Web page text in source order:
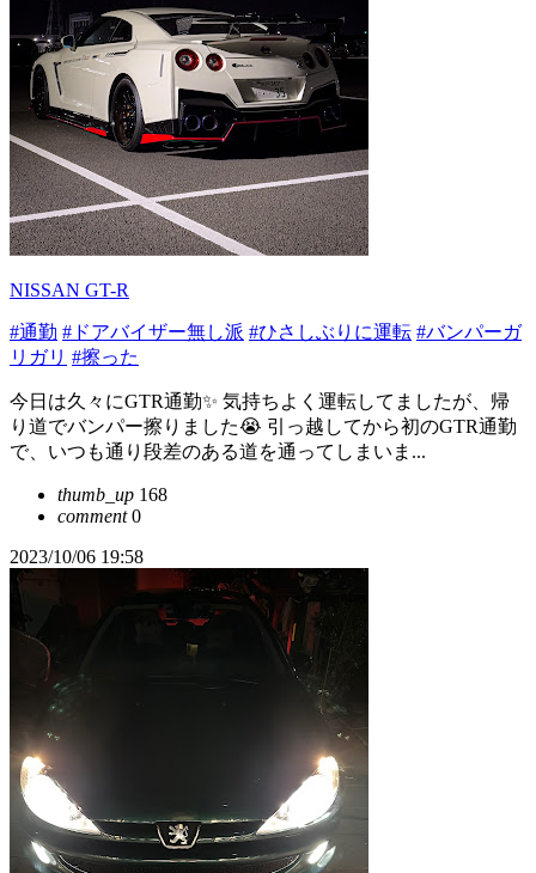
NISSAN GT-R
#通勤 #ドアバイザー無し派 #ひさしぶりに運転 #バンパーガ
リガリ #擦った
今日は久々にGTR通勤✨ 気持ちよく運転してましたが、帰
り道でバンパー擦りました😭 引っ越してから初のGTR通勤
で、いつも通り段差のある道を通ってしまいま...
thumb_up 168
comment0
2023/10/06 19:58